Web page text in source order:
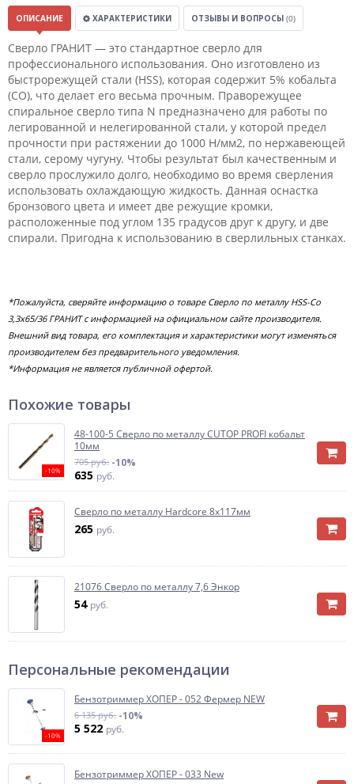
ОПИСАНИЕ ХАРАКТЕРИСТИКИ ОТЗЫВЫ И ВОПРОСЫ (0)
Сверло ГРАНИТ — это стандартное сверло для
профессионального использования. Оно изготовлено из
быстрорежущей стали (HSS), которая содержит 5% кобальта
(CO), что делает его весьма прочным. Праворежущее
спиральное сверло типа N предназначено для работы по
легированной и нелегированной стали, у которой предел
прочности при растяжении до 1000 Н/мм2, по нержавеющей
стали, серому чугуну. Чтобы результат был качественным и
сверло прослужило долго, необходимо во время сверления
использовать охлаждающую жидкость. Данная оснастка
бронзового цвета и имеет две режущие кромки,
расположенные под углом 135 градусов друг к другу, и две
спирали. Пригодна к использованию в сверлильных станках.
*Пожалуйста, сверяйте информацию о товаре Сверло по металлу HSS-Co
3,3х65/36 ГРАНИТ с информацией на официальном сайте производителя.
Внешний вид товара, его комплектация и характеристики могут изменяться
производителем без предварительного уведомления.
*Информация не является публичной офертой.
Похожие товары
-10%
48-100-5 Сверло по металлу CUTOP PROFI кобальт
10мм
705 руб. -10%
635 руб.
Сверло по металлу Hardcore 8х117мм
265 руб.
21076 Сверло по металлу 7,6 Энкор
54 руб.
Персональные рекомендации
-10%
Бензотриммер ХОПЕР - 052 Фермер NEW
6 135 руб. -10%
5 522 руб.
Бензотриммер ХОПЕР - 033 New